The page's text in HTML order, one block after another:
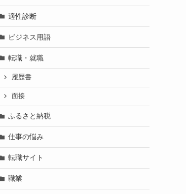
適性診断
ビジネス用語
転職・就職
履歴書
面接
ふるさと納税
仕事の悩み
転職サイト
職業